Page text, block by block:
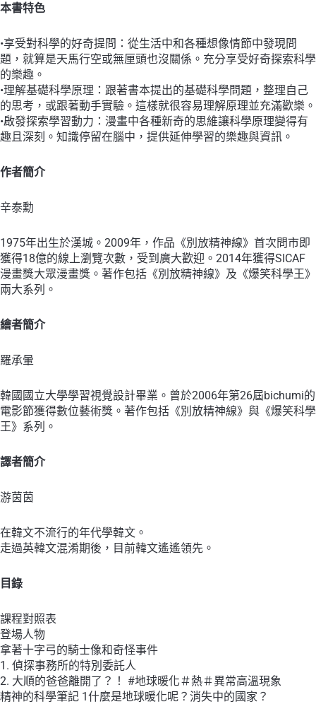
本書特色
•享受對科學的好奇提問：從生活中和各種想像情節中發現問
題，就算是天馬行空或無厘頭也沒關係。充分享受好奇探索科學
的樂趣。
•理解基礎科學原理：跟著書本提出的基礎科學問題，整理自己
的思考，或跟著動手實驗。這樣就很容易理解原理並充滿歡樂。
•啟發探索學習動力：漫畫中各種新奇的思維讓科學原理變得有
趣且深刻。知識停留在腦中，提供延伸學習的樂趣與資訊。
作者簡介
辛泰勳
1975年出生於漢城。2009年，作品《別放精神線》首次問市即
獲得18億的線上瀏覽次數，受到廣大歡迎。2014年獲得SICAF
漫畫獎大眾漫畫獎。著作包括《別放精神線》及《爆笑科學王》
兩大系列。
繪者簡介
羅承暈
韓國國立大學學習視覺設計畢業。曾於2006年第26屆bichumi的
電影節獲得數位藝術獎。著作包括《別放精神線》與《爆笑科學
王》系列。
譯者簡介
游茵茵
在韓文不流行的年代學韓文。
走過英韓文混淆期後，目前韓文遙遙領先。
目錄
課程對照表
登場人物
拿著十字弓的騎士像和奇怪事件
1. 偵探事務所的特別委託人
2. 大順的爸爸離開了？！ #地球暖化＃熱＃異常高溫現象
精神的科學筆記 1什麼是地球暖化呢？消失中的國家？